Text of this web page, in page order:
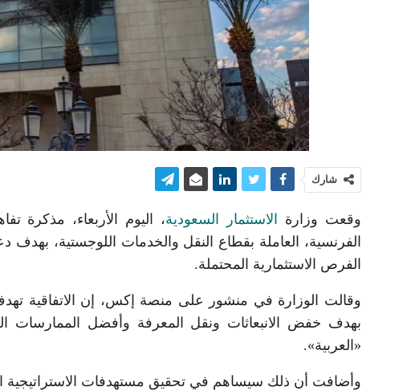
شارك
وقعت وزارة الاستثمار السعودية
الفرنسية، العاملة بقطاع النقل والخدمات اللوجستية،
الفرص الاستثمارية المحتملة.
وقالت الوزارة في منشور على منصة إكس، إن الاتفاقية
بهدف خفض الانبعاثات ونقل المعرفة وأفضل الممارسات
«العربية».
وأضافت أن ذلك سيساهم في تحقيق مستهدفات الاستراتيجية